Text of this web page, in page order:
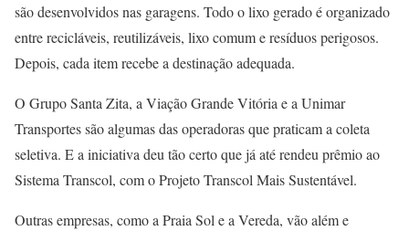
são desenvolvidos nas garagens. Todo o lixo gerado é organizado
entre recicláveis, reutilizáveis, lixo comum e resíduos perigosos.
Depois, cada item recebe a destinação adequada.
O Grupo Santa Zita, a Viação Grande Vitória e a Unimar
Transportes são algumas das operadoras que praticam a coleta
seletiva. E a iniciativa deu tão certo que já até rendeu prêmio ao
Sistema Transcol, com o Projeto Transcol Mais Sustentável.
Outras empresas, como a Praia Sol e a Vereda, vão além e